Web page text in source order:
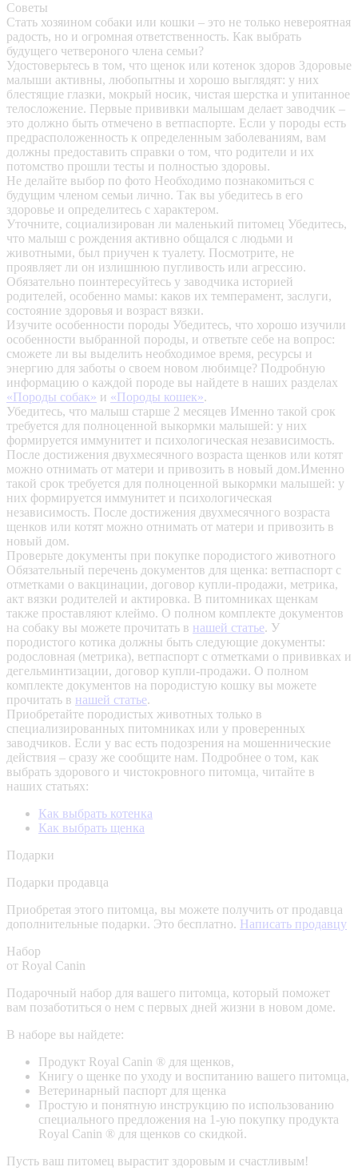
Советы
Стать хозяином собаки или кошки – это не только невероятная
радость, но и огромная ответственность. Как выбрать
будущего четвероного члена семьи?
Удостоверьтесь в том, что щенок или котенок здоров Здоровые
малыши активны, любопытны и хорошо выглядят: у них
блестящие глазки, мокрый носик, чистая шерстка и упитанное
телосложение. Первые прививки малышам делает заводчик –
это должно быть отмечено в ветпаспорте. Если у породы есть
предрасположенность к определенным заболеваниям, вам
должны предоставить справки о том, что родители и их
потомство прошли тесты и полностью здоровы.
Не делайте выбор по фото Необходимо познакомиться с
будущим членом семьи лично. Так вы убедитесь в его
здоровье и определитесь с характером.
Уточните, социализирован ли маленький питомец Убедитесь,
что малыш с рождения активно общался с людьми и
животными, был приучен к туалету. Посмотрите, не
проявляет ли он излишнюю пугливость или агрессию.
Обязательно поинтересуйтесь у заводчика историей
родителей, особенно мамы: каков их темперамент, заслуги,
состояние здоровья и возраст вязки.
Изучите особенности породы Убедитесь, что хорошо изучили
особенности выбранной породы, и ответьте себе на вопрос:
сможете ли вы выделить необходимое время, ресурсы и
энергию для заботы о своем новом любимце? Подробную
информацию о каждой породе вы найдете в наших разделах
«Породы собак» и «Породы кошек».
Убедитесь, что малыш старше 2 месяцев Именно такой срок
требуется для полноценной выкормки малышей: у них
формируется иммунитет и психологическая независимость.
После достижения двухмесячного возраста щенков или котят
можно отнимать от матери и привозить в новый дом.Именно
такой срок требуется для полноценной выкормки малышей: у
них формируется иммунитет и психологическая
независимость. После достижения двухмесячного возраста
щенков или котят можно отнимать от матери и привозить в
новый дом.
Проверьте документы при покупке породистого животного
Обязательный перечень документов для щенка: ветпаспорт с
отметками о вакцинации, договор купли-продажи, метрика,
акт вязки родителей и актировка. В питомниках щенкам
также проставляют клеймо. О полном комплекте документов
на собаку вы можете прочитать в нашей статье. У
породистого котика должны быть следующие документы:
родословная (метрика), ветпаспорт с отметками о прививках и
дегельминтизации, договор купли-продажи. О полном
комплекте документов на породистую кошку вы можете
прочитать в нашей статье.
Приобретайте породистых животных только в
специализированных питомниках или у проверенных
заводчиков. Если у вас есть подозрения на мошеннические
действия – сразу же сообщите нам. Подробнее о том, как
выбрать здорового и чистокровного питомца, читайте в
наших статьях:
Как выбрать котенка
Как выбрать щенка
Подарки
Подарки продавца
Приобретая этого питомца, вы можете получить от продавца
дополнительные подарки. Это бесплатно. Написать продавцу
Набор
от Royal Canin
Подарочный набор для вашего питомца, который поможет
вам позаботиться о нем с первых дней жизни в новом доме.
В наборе вы найдете:
Продукт Royal Canin ® для щенков,
Книгу о щенке по уходу и воспитанию вашего питомца,
Ветеринарный паспорт для щенка
Простую и понятную инструкцию по использованию
специального предложения на 1-ую покупку продукта
Royal Canin ® для щенков со скидкой.
Пусть ваш питомец вырастит здоровым и счастливым!